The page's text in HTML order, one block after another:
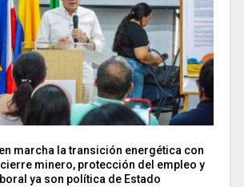
marcha la transición energética con
minero, protección del empleo y
ya son política de Estado